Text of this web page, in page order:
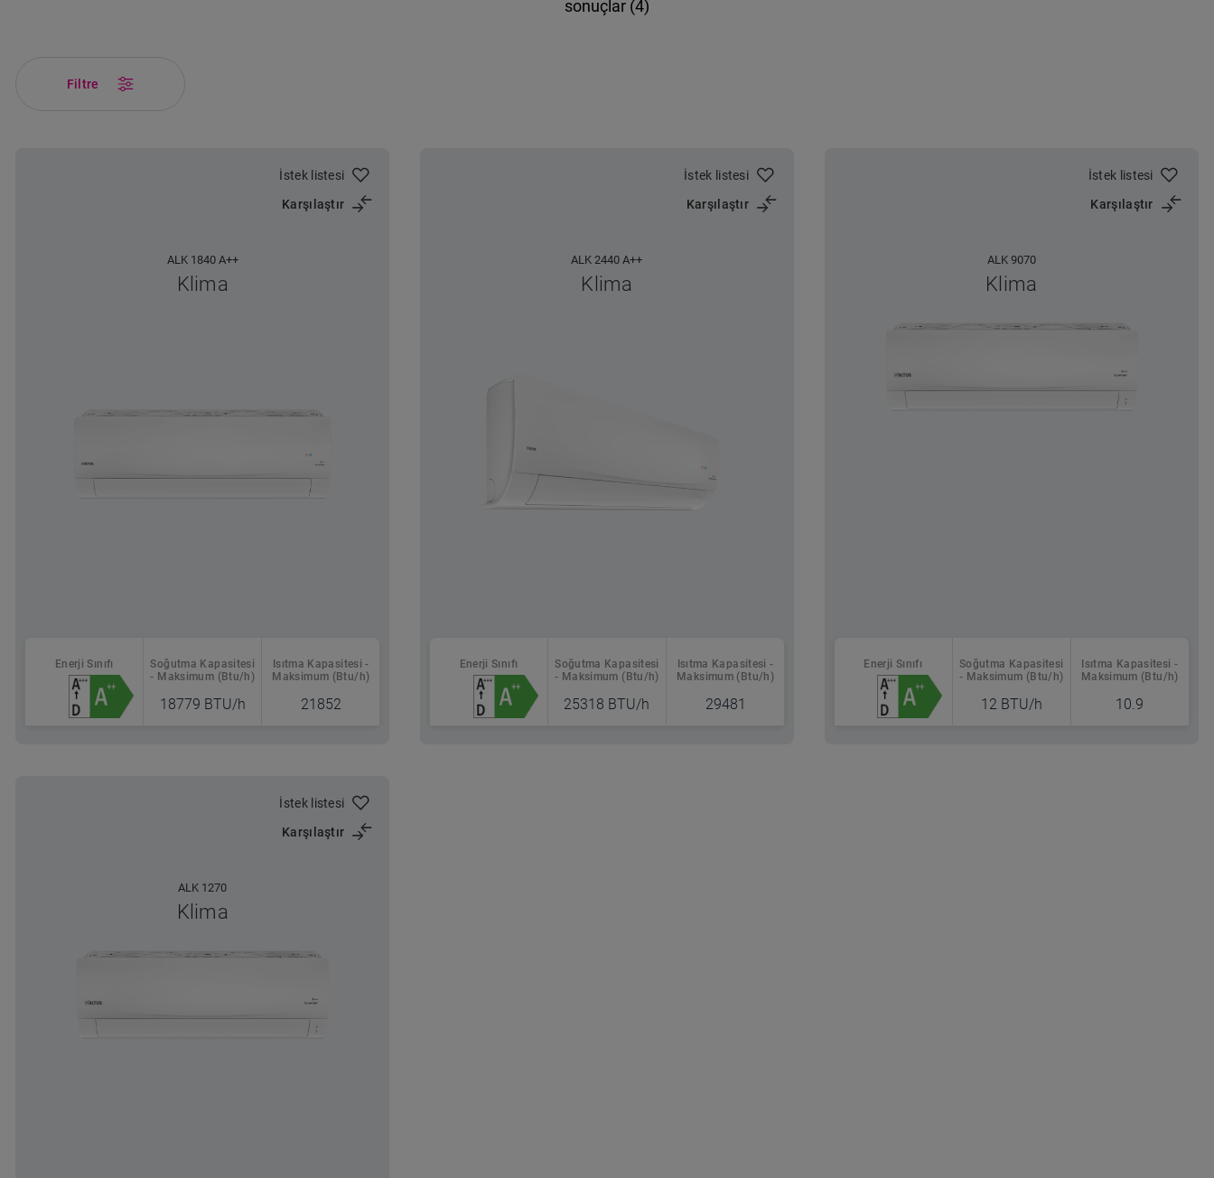
sonuçlar (4)
Filtre
İstek listesi
Karşılaştır
ALK 1840 A++
Klima
Enerji Sınıfı
Soğutma Kapasitesi
- Maksimum (Btu/h)
18779 BTU/h
Isıtma Kapasitesi -
Maksimum (Btu/h)
21852
İstek listesi
Karşılaştır
ALK 2440 A++
Klima
Enerji Sınıfı
Soğutma Kapasitesi
- Maksimum (Btu/h)
25318 BTU/h
Isıtma Kapasitesi -
Maksimum (Btu/h)
29481
İstek listesi
Karşılaştır
ALK 9070
Klima
Enerji Sınıfı
Soğutma Kapasitesi
- Maksimum (Btu/h)
12 BTU/h
Isıtma Kapasitesi -
Maksimum (Btu/h)
10.9
İstek listesi
Karşılaştır
ALK 1270
Klima